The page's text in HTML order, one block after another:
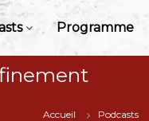
Programme
Accueil Podcasts